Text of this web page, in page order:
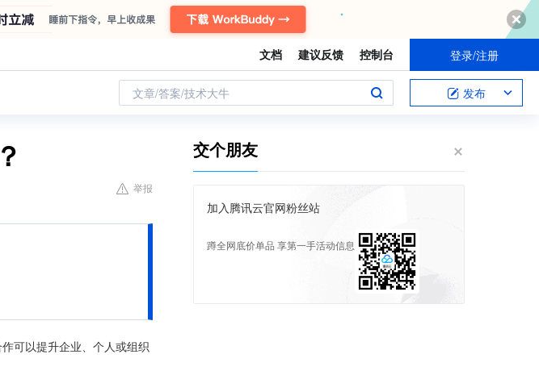
文档 建议反馈 控制台 登录/注册
文章/答案/技术大牛 发布
举报
可以提升企业、个人或组织
交个朋友
加入腾讯云官网粉丝站
蹲全网底价单品 享第一手活动信息